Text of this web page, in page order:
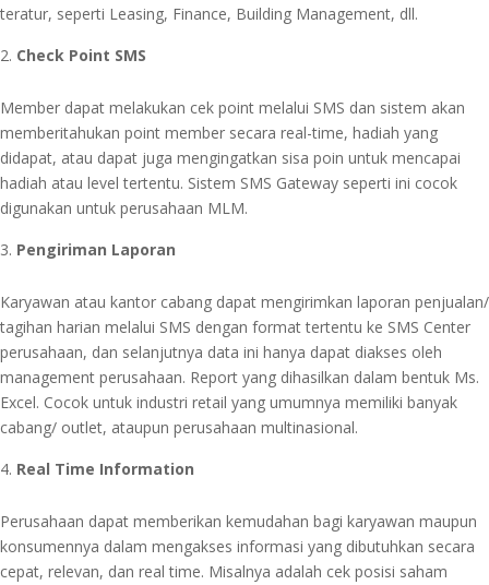
teratur, seperti Leasing, Finance, Building Management, dll.
Check Point SMS
Member dapat melakukan cek point melalui SMS dan sistem akan
memberitahukan point member secara real-time, hadiah yang
didapat, atau dapat juga mengingatkan sisa poin untuk mencapai
hadiah atau level tertentu. Sistem SMS Gateway seperti ini cocok
digunakan untuk perusahaan MLM.
Pengiriman Laporan
Karyawan atau kantor cabang dapat mengirimkan laporan penjualan/
tagihan harian melalui SMS dengan format tertentu ke SMS Center
perusahaan, dan selanjutnya data ini hanya dapat diakses oleh
management perusahaan. Report yang dihasilkan dalam bentuk Ms.
Excel. Cocok untuk industri retail yang umumnya memiliki banyak
cabang/ outlet, ataupun perusahaan multinasional.
Real Time Information
Perusahaan dapat memberikan kemudahan bagi karyawan maupun
konsumennya dalam mengakses informasi yang dibutuhkan secara
cepat, relevan, dan real time. Misalnya adalah cek posisi saham